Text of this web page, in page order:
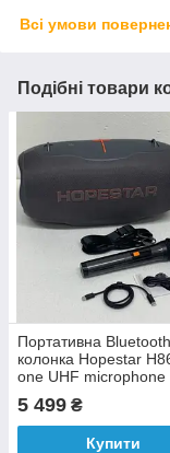
Всі умови
Подібні товари
Портативна
колонка Hopestar
one UHF microphone
5 499 ₴
Купити